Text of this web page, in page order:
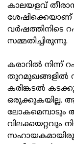
കാലയളവ്
ശേഷിക്കെയാണ്
വർഷത്തിനിടെ
സമ്മതിച്ചിരുന്നു.
കരാറിൽ നിന്ന്
തുറമുഖങ്ങളിൽ
കരിങ്കടൽ
ഒരുക്കുകയില്ല.
ലോകമെമ്പാടും
വിലക്കയറ്റവും